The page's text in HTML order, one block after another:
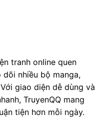
tranh online quen
nhiều bộ manga,
giao diện dễ dùng và
TruyenQQ mang
tiện hơn mỗi ngày.